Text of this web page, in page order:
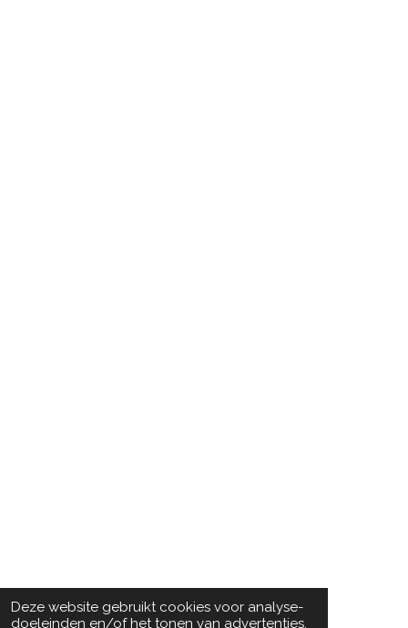
Deze website gebruikt cookies voor analyse-
doeleinden en/of het tonen van advertenties.